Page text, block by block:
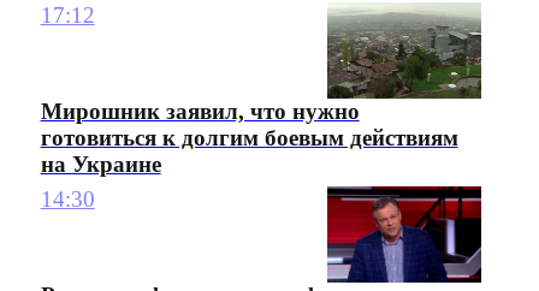
17:12
Мирошник заявил, что нужно
готовиться к долгим боевым действиям
на Украине
14:30